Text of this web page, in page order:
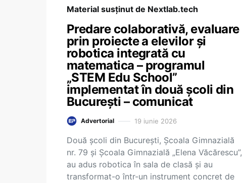
Material susținut de Nextlab.tech
Predare colaborativă, evaluare
prin proiecte a elevilor și
robotica integrată cu
matematica – programul
„STEM Edu School”
implementat în două școli din
București – comunicat
Advertorial 19 iunie 2026
Două școli din București, Școala Gimnazială
nr. 79 și Școala Gimnazială „Elena Văcărescu”,
au adus robotica în sala de clasă și au
transformat-o într-un instrument concret de